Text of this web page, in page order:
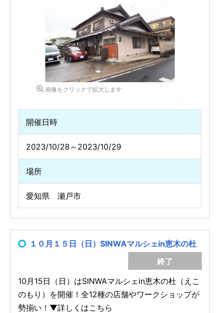
画像をクリックで拡大します
開催日時
2023/10/28～2023/10/29
場所
愛知県 瀬戸市
１０月１５日（日）SINWAマルシェin恵木の杜
終了
10月15日（日）はSINWAマルシェin恵木の杜（えこ
のもり）を開催！全12種の店舗やワークショップが
勢揃い！▼詳しくはこちら